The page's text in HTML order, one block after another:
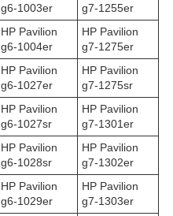
g6-1003er
g7-1255er
HP Pavilion
g6-1004er
HP Pavilion
g7-1275er
HP Pavilion
g6-1027er
HP Pavilion
g7-1275sr
HP Pavilion
g6-1027sr
HP Pavilion
g7-1301er
HP Pavilion
g6-1028sr
HP Pavilion
g7-1302er
HP Pavilion
g6-1029er
HP Pavilion
g7-1303er